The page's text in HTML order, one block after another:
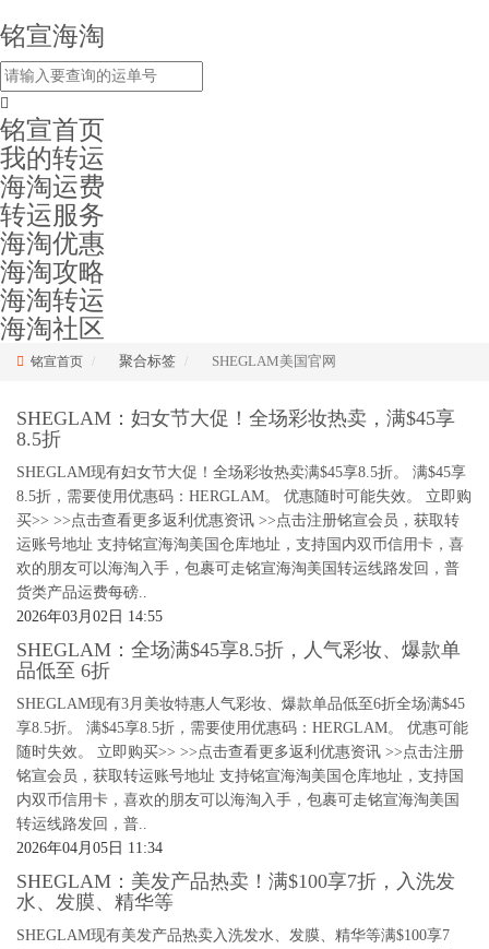
铭宣海淘
铭宣首页
我的转运
海淘运费
转运服务
海淘优惠
海淘攻略
海淘转运
海淘社区
铭宣首页 聚合标签 SHEGLAM美国官网
SHEGLAM：妇女节大促！全场彩妆热卖，满$45享
8.5折
SHEGLAM现有妇女节大促！全场彩妆热卖满$45享8.5折。 满$45享
8.5折，需要使用优惠码：HERGLAM。 优惠随时可能失效。 立即购
买>> >>点击查看更多返利优惠资讯 >>点击注册铭宣会员，获取转
运账号地址 支持铭宣海淘美国仓库地址，支持国内双币信用卡，喜
欢的朋友可以海淘入手，包裹可走铭宣海淘美国转运线路发回，普
货类产品运费每磅..
2026年03月02日 14:55
SHEGLAM：全场满$45享8.5折，人气彩妆、爆款单
品低至 6折
SHEGLAM现有3月美妆特惠人气彩妆、爆款单品低至6折全场满$45
享8.5折。 满$45享8.5折，需要使用优惠码：HERGLAM。 优惠可能
随时失效。 立即购买>> >>点击查看更多返利优惠资讯 >>点击注册
铭宣会员，获取转运账号地址 支持铭宣海淘美国仓库地址，支持国
内双币信用卡，喜欢的朋友可以海淘入手，包裹可走铭宣海淘美国
转运线路发回，普..
2026年04月05日 11:34
SHEGLAM：美发产品热卖！满$100享7折，入洗发
水、发膜、精华等
SHEGLAM现有美发产品热卖入洗发水、发膜、精华等满$100享7